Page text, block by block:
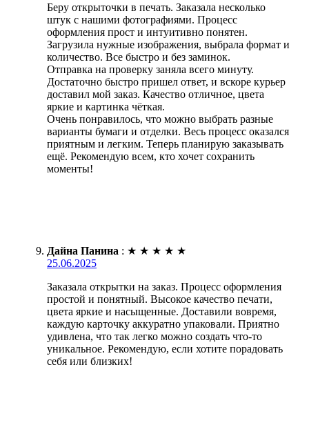
Беру открыточки в печать. Заказала несколько
штук с нашими фотографиями. Процесс
оформления прост и интуитивно понятен.
Загрузила нужные изображения, выбрала формат и
количество. Все быстро и без заминок.
Отправка на проверку заняла всего минуту.
Достаточно быстро пришел ответ, и вскоре курьер
доставил мой заказ. Качество отличное, цвета
яркие и картинка чёткая.
Очень понравилось, что можно выбрать разные
варианты бумаги и отделки. Весь процесс оказался
приятным и легким. Теперь планирую заказывать
ещё. Рекомендую всем, кто хочет сохранить
моменты!
Дайна Панина : ★ ★ ★ ★ ★
25.06.2025
Заказала открытки на заказ. Процесс оформления
простой и понятный. Высокое качество печати,
цвета яркие и насыщенные. Доставили вовремя,
каждую карточку аккуратно упаковали. Приятно
удивлена, что так легко можно создать что-то
уникальное. Рекомендую, если хотите порадовать
себя или близких!